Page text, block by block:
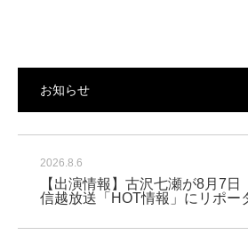
お知らせ
2026.8.6
【出演情報】古沢七瀬が8月7
信越放送「HOT情報」にリポ